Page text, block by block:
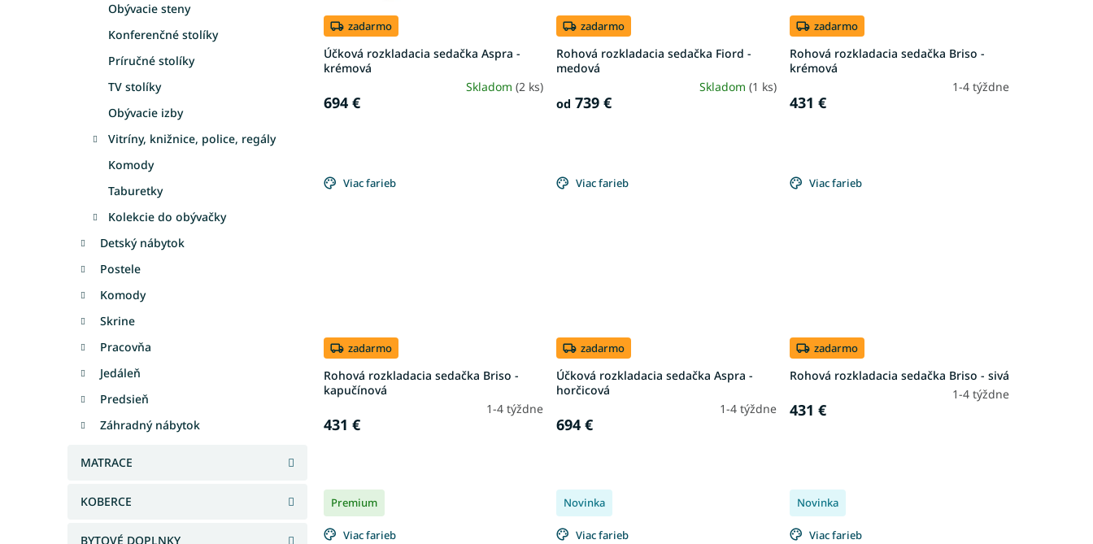
Obývacie steny
Konferenčné stolíky
Príručné stolíky
TV stolíky
Obývacie izby
Vitríny, knižnice, police, regály
Komody
Taburetky
Kolekcie do obývačky
Detský nábytok
Postele
Komody
Skrine
Pracovňa
Jedáleň
Predsieň
Záhradný nábytok
MATRACE
KOBERCE
BYTOVÉ DOPLNKY
o
v
k
t
o
v
zadarmo
Účková rozkladacia sedačka Aspra -
krémová
Skladom(2 ks)
694 €
zadarmo
Rohová rozkladacia sedačka Fiord -
medová
Skladom (1 ks)
od 739 €
zadarmo
Rohová rozkladacia sedačka Briso -
krémová
1-4 týždne
431 €
Viac farieb
zadarmo
Rohová rozkladacia sedačka Briso -
kapučínová
1-4 týždne
431 €
Viac farieb
zadarmo
Účková rozkladacia sedačka Aspra -
horčicová
1-4 týždne
694 €
Viac farieb
zadarmo
Rohová rozkladacia sedačka Briso - sivá
1-4 týždne
431 €
Premium
Viac farieb
Novinka
Viac farieb
Novinka
Viac farieb